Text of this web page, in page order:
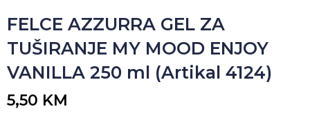
FELCE AZZURRA GEL ZA
TUŠIRANJE MY MOOD ENJOY
VANILLA 250 ml (Artikal 4124)
5,50 KM